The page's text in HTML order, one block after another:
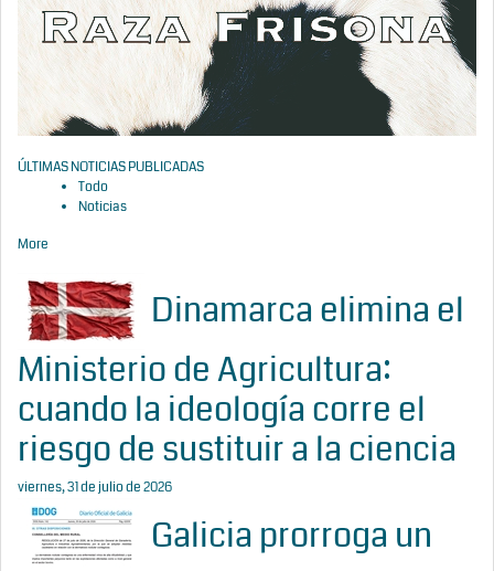
ÚLTIMAS NOTICIAS PUBLICADAS
Todo
Noticias
More
Dinamarca elimina el
Ministerio de Agricultura:
cuando la ideología corre el
riesgo de sustituir a la ciencia
viernes, 31 de julio de 2026
Galicia prorroga un